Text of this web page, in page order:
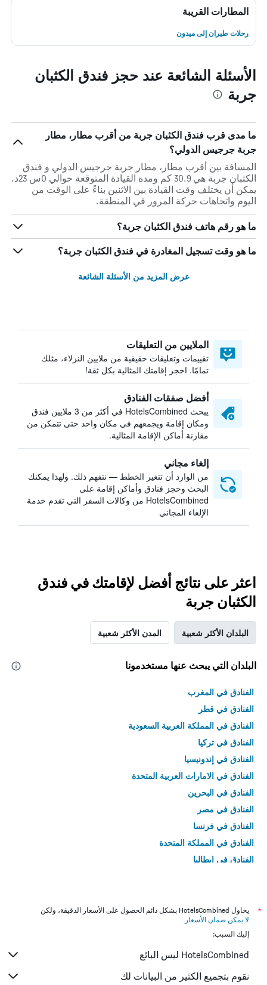
المطارات القريبة
رحلات طيران إلى ميدون
الأسئلة الشائعة عند حجز فندق الكثبان
جربة
ما مدى قرب فندق الكثبان جربة من أقرب مطار، مطار
جربة جرجيس الدولي؟
المسافة بين أقرب مطار، مطار جربة جرجيس الدولي و فندق
الكثبان جربة هي 30.9 كم ومدة القيادة المتوقعة حوالي 0س 23د.
يمكن أن يختلف وقت القيادة بين الاثنين بناءً على الوقت من
اليوم واتجاهات حركة المرور في المنطقة.
ما هو رقم هاتف فندق الكثبان جربة؟
ما هو وقت تسجيل المغادرة في فندق الكثبان جربة؟
عرض المزيد من الأسئلة الشائعة
الملايين من التعليقات
تقييمات وتعليقات حقيقية من ملايين النزلاء، مثلك
تمامًا. احجز إقامتك المثالية بكل ثقة!
أفضل صفقات الفنادق
يبحث HotelsCombined في أكثر من 3 ملايين فندق
ومكان إقامة ويجمعهم في مكان واحد حتى تتمكن من
مقارنة أماكن الإقامة المثالية.
إلغاء مجاني
من الوارد أن تتغير الخطط — نتفهم ذلك. ولهذا يمكنك
البحث وحجز فنادق وأماكن إقامة على
HotelsCombined من وكالات السفر التي تقدم خدمة
الإلغاء المجاني
اعثر على نتائج أفضل لإقامتك في فندق
الكثبان جربة
البلدان الأكثر شعبية المدن الأكثر شعبية
البلدان التي يبحث عنها مستخدمونا
الفنادق في المغرب
الفنادق في قطر
الفنادق في المملكة العربية السعودية
الفنادق في تركيا
الفنادق في إندونيسيا
الفنادق في الامارات العربية المتحدة
الفنادق في البحرين
الفنادق في مصر
الفنادق في فرنسا
الفنادق في المملكة المتحدة
الفنادق في إيطاليا
*
يحاول HotelsCombined بشكل دائم الحصول على الأسعار الدقيقة، ولكن
لا يمكن ضمان الأسعار .
إليك السبب:
HotelsCombined ليس البائع
نقوم بتجميع الكثير من البيانات لك